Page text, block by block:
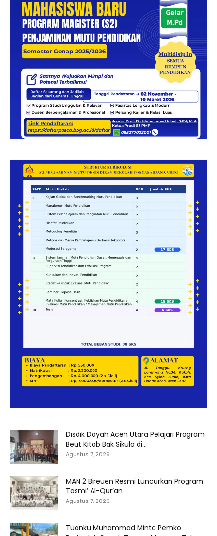
Disdik Dayah Aceh Utara Pelajari Program
Beut Kitab Bak Sikula di...
Agustus 7, 2026
MAN 2 Bireuen Resmi Luncurkan Program
Tasmi’ Al-Qur’an
Agustus 7, 2026
Tuanku Muhammad Minta Pemko